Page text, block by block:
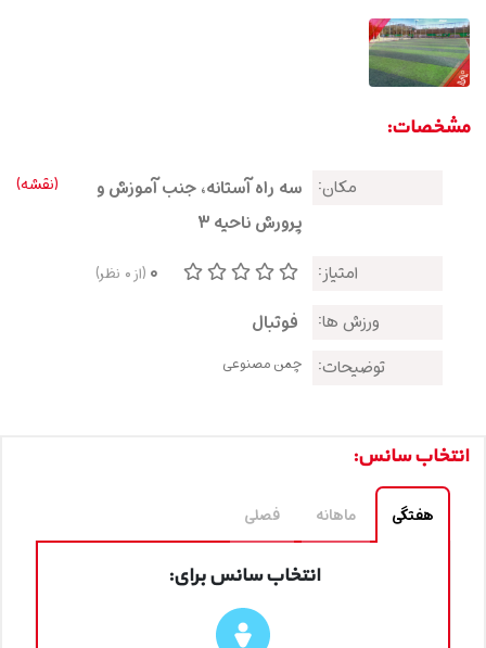
مشخصات:
مکان:
سه راه آستانه، جنب آموزش و
پرورش ناحیه 3
(نقشه)
امتیاز: 0 (از0 نظر)
ورزش ها:
فوتبال
توضیحات:
چمن مصنوعی
انتخاب سانس:
هفتگی ماهانه فصلی
انتخاب سانس برای: